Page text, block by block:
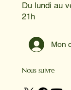
Du lundi au
21h
Mon
Nous suivre